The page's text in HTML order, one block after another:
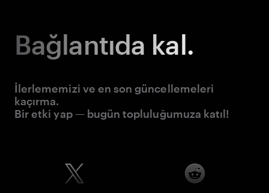
Bağlantıda kal.
İlerlememizi ve en son güncellemeleri
kaçırma.
Bir etki yap — bugün topluluğumuza katıl!